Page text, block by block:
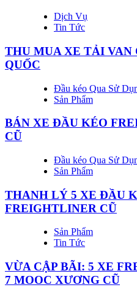
Dịch Vụ
Tin Tức
THU MUA XE TẢI
QUỐC
Đầu kéo Qua Sử
Sản Phẩm
BÁN XE ĐẦU KÉO
CŨ
Đầu kéo Qua Sử
Sản Phẩm
THANH LÝ 5 XE ĐẦU
FREIGHTLINER CŨ
Sản Phẩm
Tin Tức
VỪA CẬP BÃI: 5 XE
7 MOOC XƯƠNG CŨ